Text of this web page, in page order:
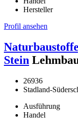
Hersteller
Profil ansehen
Stein
26936
Stadland-
Ausführung
Handel